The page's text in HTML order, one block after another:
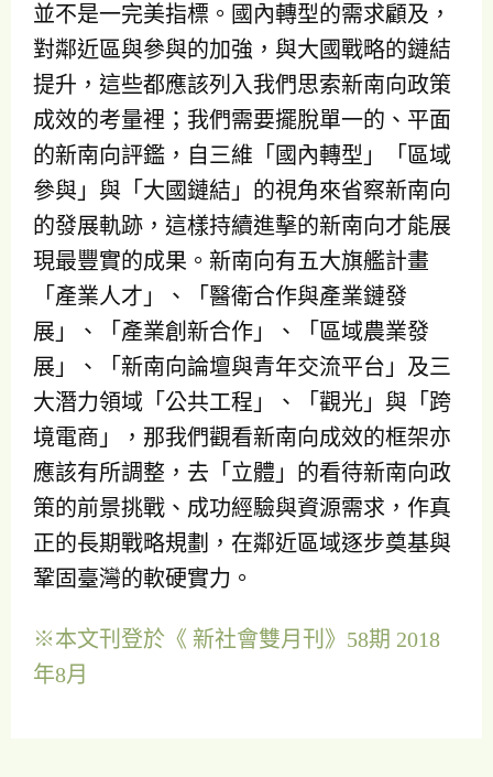
並不是一完美指標。國內轉型的需求顧及，
對鄰近區與參與的加強，與大國戰略的鏈結
提升，這些都應該列入我們思索新南向政策
成效的考量裡；我們需要擺脫單一的、平面
的新南向評鑑，自三維「國內轉型」「區域
參與」與「大國鏈結」的視角來省察新南向
的發展軌跡，這樣持續進擊的新南向才能展
現最豐實的成果。新南向有五大旗艦計畫
「產業人才」、「醫衛合作與產業鏈發
展」、「產業創新合作」、「區域農業發
展」、「新南向論壇與青年交流平台」及三
大潛力領域「公共工程」、「觀光」與「跨
境電商」，那我們觀看新南向成效的框架亦
應該有所調整，去「立體」的看待新南向政
策的前景挑戰、成功經驗與資源需求，作真
正的長期戰略規劃，在鄰近區域逐步奠基與
鞏固臺灣的軟硬實力。
※本文刊登於《 新社會雙月刊》58期 2018
年8月